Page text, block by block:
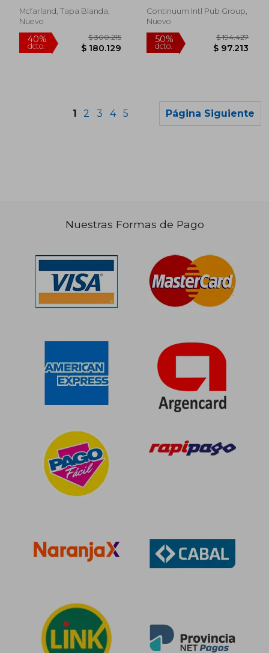
40% $ 930.063
$ 558.038
40%
dcto. $
40% $ 141.207
$ 84.724
50%
dcto. $
Mcfarland, Tapa Blanda,
Nuevo
Continuum Intl Pub Group,
Nuevo
1 2 3 4 5 Página Siguiente
Nuestras Formas de Pago